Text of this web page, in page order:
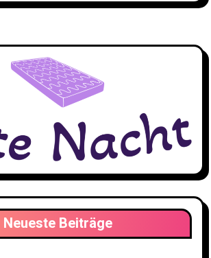
Neueste Beiträge